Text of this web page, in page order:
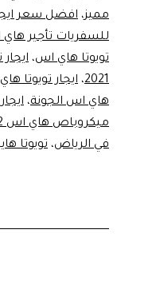
مميز، افضل سعر
للسفريات تأجير
تويوتا هاي اس، ايجار
2021، ايجار تويوتا هاي اس 2021
هاي اس الجونة،
ميكروباص هاي اس 2022
في الرياض، تويوتا